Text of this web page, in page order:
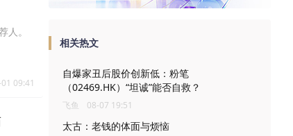
。
09:41
相关热文
自爆家丑后股价创新低：粉笔
（02469.HK）“坦诚”能否自救？
飞鱼 08-07 19:51
太古：老钱的体面与烦恼